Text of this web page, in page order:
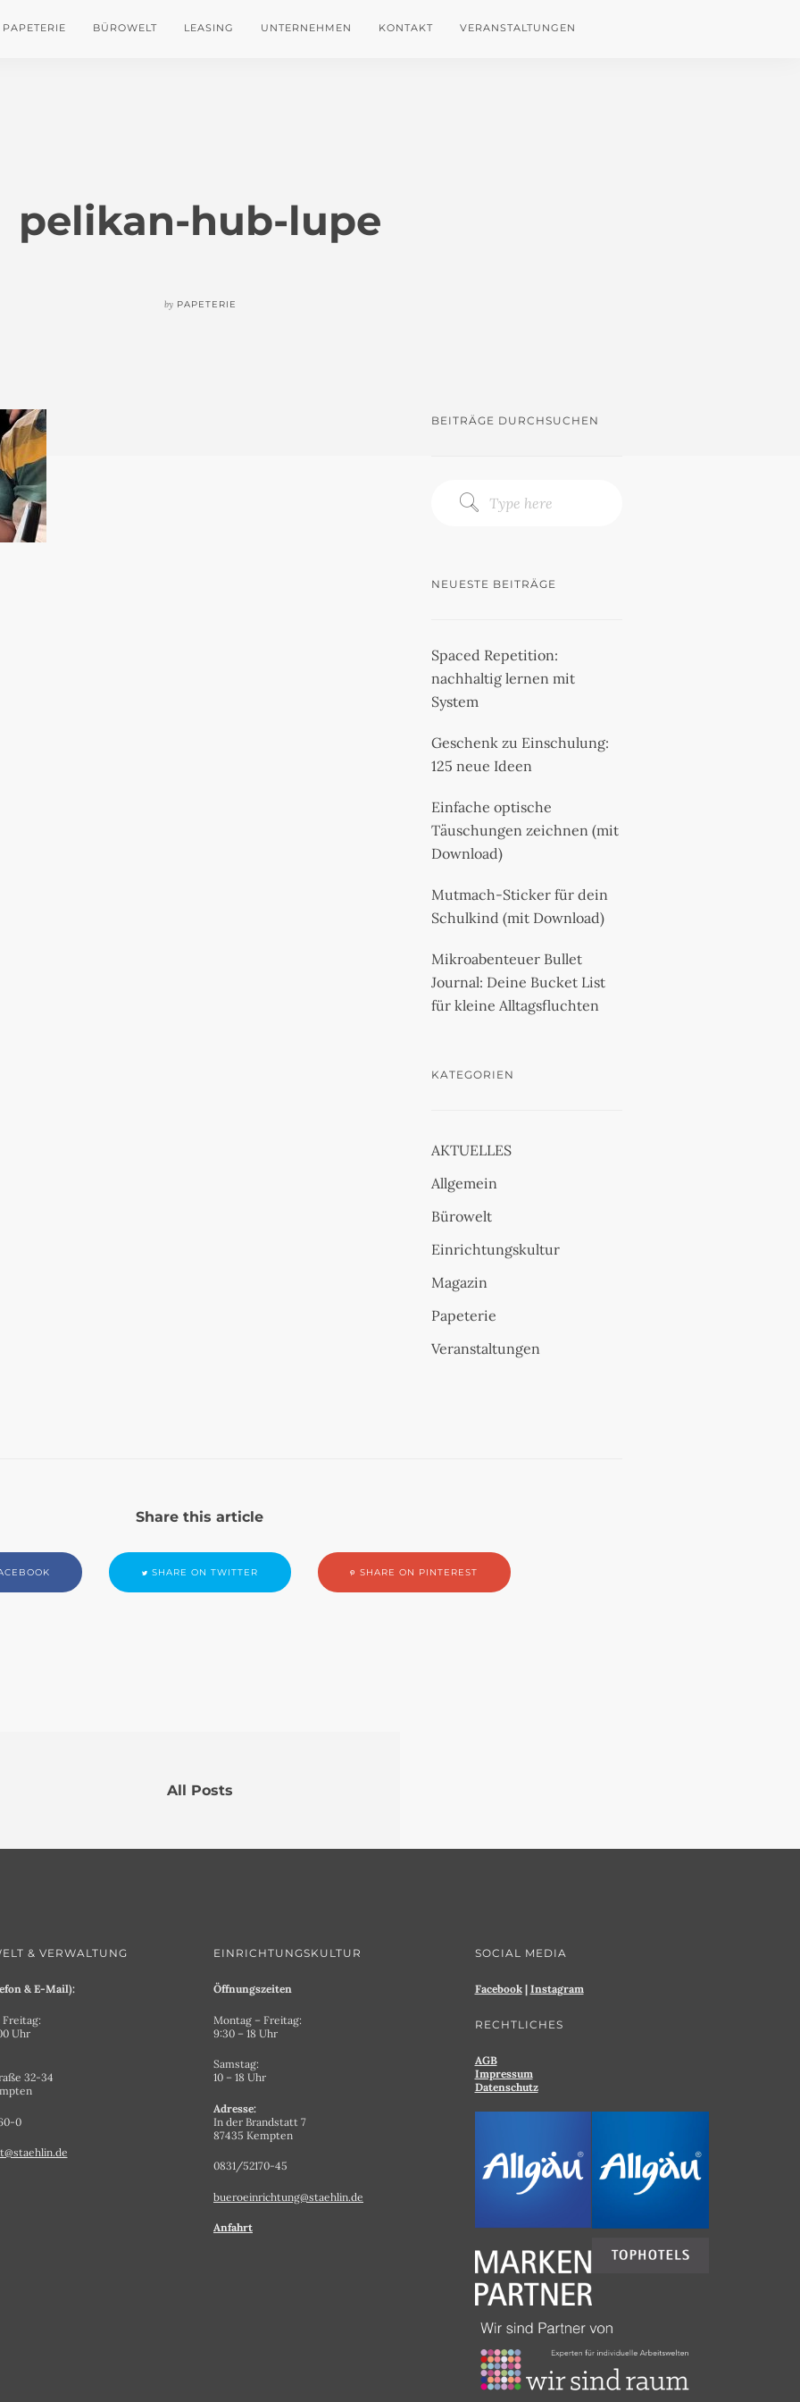
PAPETERIE BÜROWELT LEASING UNTERNEHMEN KONTAKT VERANSTALTUNGEN
pelikan-hub-lupe
by PAPETERIE
BEITRÄGE DURCHSUCHEN
NEUESTE BEITRÄGE
Spaced Repetition:
nachhaltig lernen mit
System
Geschenk zu Einschulung:
125 neue Ideen
Einfache optische
Täuschungen zeichnen (mit
Download)
Mutmach-Sticker für dein
Schulkind (mit Download)
Mikroabenteuer Bullet
Journal: Deine Bucket List
für kleine Alltagsfluchten
KATEGORIEN
AKTUELLES
Allgemein
Bürowelt
Einrichtungskultur
Magazin
Papeterie
Veranstaltungen
Share this article
SHARE ON TWITTER SHARE ON PINTEREST
All Posts
& VERWALTUNG
& E-Mail):
Uhr
32-34
0
EINRICHTUNGSKULTUR
Öffnungszeiten
Montag – Freitag:
9:30 – 18 Uhr
Samstag:
10 – 18 Uhr
Adresse:
In der Brandstatt 7
87435 Kempten
0831/52170-45
bueroeinrichtung@staehlin.de
Anfahrt
SOCIAL MEDIA
Facebook| Instagram
RECHTLICHES
AGB
Impressum
Datenschutz